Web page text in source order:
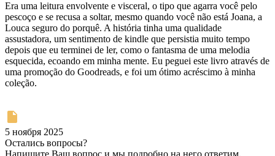
Era uma leitura envolvente e visceral, o tipo que agarra você pelo
pescoço e se recusa a soltar, mesmo quando você não está Joana, a
Louca seguro do porquê. A história tinha uma qualidade
assustadora, um sentimento de kindle que persistia muito tempo
depois que eu terminei de ler, como o fantasma de uma melodia
esquecida, ecoando em minha mente. Eu peguei este livro através de
uma promoção do Goodreads, e foi um ótimo acréscimo à minha
coleção.
5 ноября 2025
Остались вопросы?